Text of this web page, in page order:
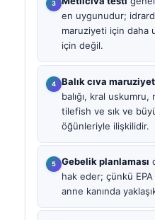
en uygunudur;
maruziyeti için daha
için değil.
Balık cıva
balığı, kral uskumru,
tilefish ve sık ve
öğünleriyle ilişkilidir.
Gebelik planlaması
hak eder; çünkü
anne kanında